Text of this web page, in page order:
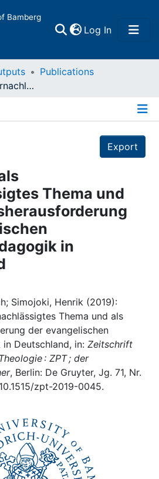
Bamberg
Log In(current)
Publications
Orthodoxie als vernachlässigtes Thema und als Zukunftsherausforderung der evangelischen Religionspädagogik in Deutschland
Export
Thema und
in
Simojoki, Henrik (2019):
Thema und als
der evangelischen
Deutschland, in: Zeitschrift
: ZPT ; der
, Berlin: De Gruyter, Jg. 71, Nr.
zpt-2019-0045.